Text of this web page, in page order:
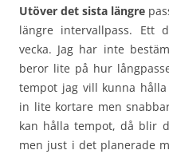
Utöver det sista längre
längre intervallpass. Ett
vecka. Jag har inte
beror lite på hur
tempot jag vill kunna
in lite kortare men
kan hålla tempot, då blir
men just i det planerade